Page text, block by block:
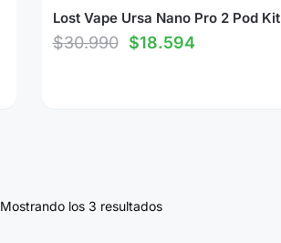
Lost Vape Ursa Nano Pro 2 Pod Kit
$30.990 $18.594
Mostrando los 3 resultados